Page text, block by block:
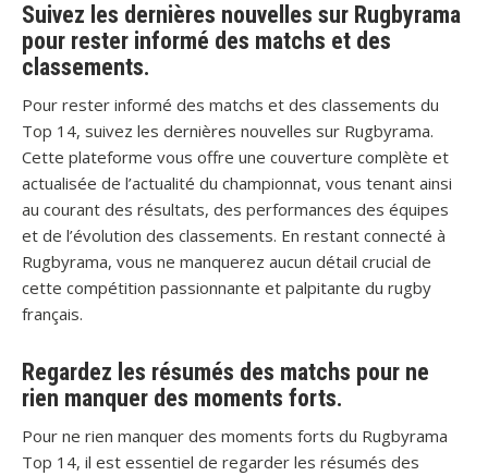
Suivez les dernières nouvelles sur Rugbyrama
pour rester informé des matchs et des
classements.
Pour rester informé des matchs et des classements du
Top 14, suivez les dernières nouvelles sur Rugbyrama.
Cette plateforme vous offre une couverture complète et
actualisée de l’actualité du championnat, vous tenant ainsi
au courant des résultats, des performances des équipes
et de l’évolution des classements. En restant connecté à
Rugbyrama, vous ne manquerez aucun détail crucial de
cette compétition passionnante et palpitante du rugby
français.
Regardez les résumés des matchs pour ne
rien manquer des moments forts.
Pour ne rien manquer des moments forts du Rugbyrama
Top 14, il est essentiel de regarder les résumés des